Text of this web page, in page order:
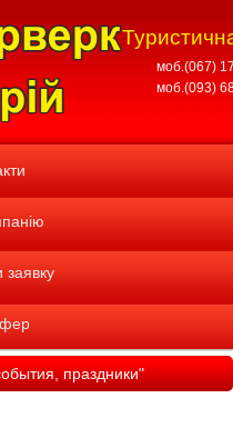
моб.(067)
моб.(093)
праздники"